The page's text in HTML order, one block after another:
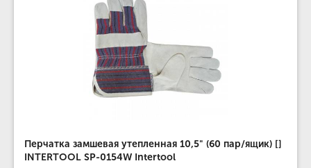
Перчатка замшевая утепленная 10,5" (60 пар/ящик) []
INTERTOOL SP-0154W Intertool